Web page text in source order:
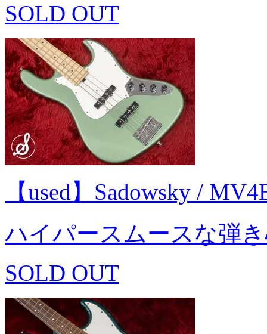
SOLD OUT
【used】Sadowsky /
ハイパースムースな弾
SOLD OUT